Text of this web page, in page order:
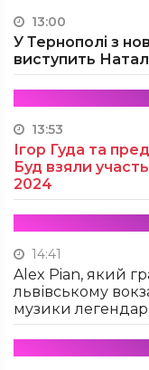
13:00
У Тернополі з
виступить
13:53
Ігор Гуда та
Буд взяли
2024
14:41
Alex Pian, який
львівському
музики